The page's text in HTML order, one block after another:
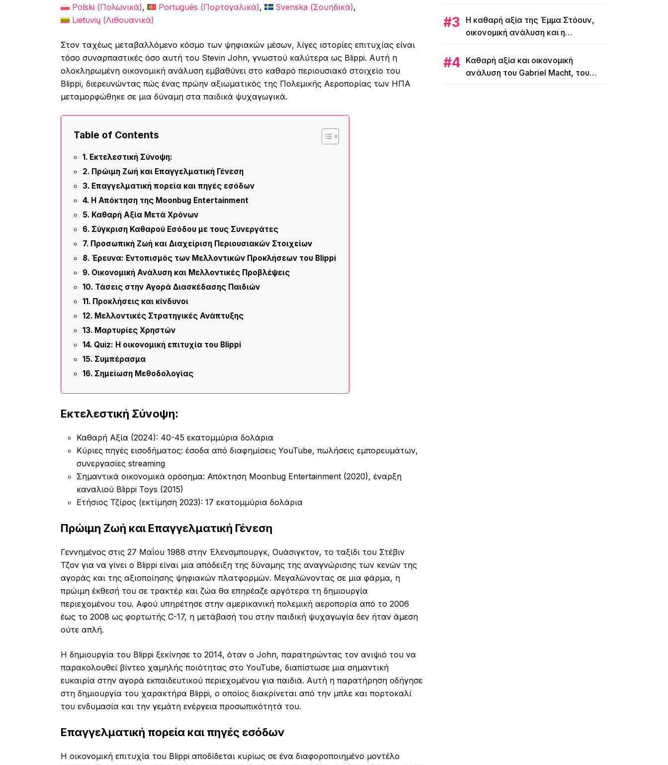
Polski(Πολωνικά) Português (Πορτογαλικά) Svenska (Σουηδικά)
Lietuvių(Λιθουανικά)
Στον ταχέως μεταβαλλόμενο κόσμο των ψηφιακών μέσων, λίγες ιστορίες επιτυχίας είναι
τόσο συναρπαστικές όσο αυτή του Stevin John, γνωστού καλύτερα ως Blippi. Αυτή η
ολοκληρωμένη οικονομική ανάλυση εμβαθύνει στο καθαρό περιουσιακό στοιχείο του
Blippi, διερευνώντας πώς ένας πρώην αξιωματικός της Πολεμικής Αεροπορίας των ΗΠΑ
μεταμορφώθηκε σε μια δύναμη στα παιδικά ψυχαγωγικά.
Table of Contents
Εκτελεστική Σύνοψη:
Πρώιμη Ζωή και Επαγγελματική Γένεση
Επαγγελματική πορεία και πηγές εσόδων
Η Απόκτηση της Moonbug Entertainment
Καθαρή Αξία Μετά Χρόνων
Σύγκριση Καθαρού Εσόδου με τους Συνεργάτες
Προσωπική Ζωή και Διαχείριση Περιουσιακών Στοιχείων
Έρευνα: Εντοπισμός των Μελλοντικών Προκλήσεων του Blippi
Οικονομική Ανάλυση και Μελλοντικές Προβλέψεις
Τάσεις στην Αγορά Διασκέδασης Παιδιών
Προκλήσεις και κίνδυνοι
Μελλοντικές Στρατηγικές Ανάπτυξης
Μαρτυρίες Χρηστών
Quiz: Η οικονομική επιτυχία του Blippi
Συμπέρασμα
Σημείωση Μεθοδολογίας
Εκτελεστική Σύνοψη:
Καθαρή Αξία (2024): 40-45 εκατομμύρια δολάρια
Κύριες πηγές εισοδήματος: έσοδα από διαφημίσεις YouTube, πωλήσεις εμπορευμάτων,
συνεργασίες streaming
Σημαντικά οικονομικά ορόσημα: Απόκτηση Moonbug Entertainment (2020), έναρξη
καναλιού Blippi Toys (2015)
Ετήσιος Τζίρος (εκτίμηση 2023): 17 εκατομμύρια δολάρια
Πρώιμη Ζωή και Επαγγελματική Γένεση
Γεννημένος στις 27 Μαΐου 1988 στην Έλενσμπουργκ, Ουάσιγκτον, το ταξίδι του Στέβιν
Τζον για να γίνει ο Blippi είναι μια απόδειξη της δύναμης της αναγνώρισης των κενών της
αγοράς και της αξιοποίησης ψηφιακών πλατφορμών. Μεγαλώνοντας σε μια φάρμα, η
πρώιμη έκθεσή του σε τρακτέρ και ζώα θα επηρέαζε αργότερα τη δημιουργία
περιεχομένου του. Αφού υπηρέτησε στην αμερικανική πολεμική αεροπορία από το 2006
έως το 2008 ως φορτωτής C-17, η μετάβασή του στην παιδική ψυχαγωγία δεν ήταν άμεση
ούτε απλή.
Η δημιουργία του Blippi ξεκίνησε το 2014, όταν ο John, παρατηρώντας τον ανιψιό του να
παρακολουθεί βίντεο χαμηλής ποιότητας στο YouTube, διαπίστωσε μια σημαντική
ευκαιρία στην αγορά εκπαιδευτικού περιεχομένου για παιδιά. Αυτή η παρατήρηση οδήγησε
στη δημιουργία του χαρακτήρα Blippi, ο οποίος διακρίνεται από την μπλε και πορτοκαλί
του ενδυμασία και την γεμάτη ενέργεια προσωπικότητά του.
Επαγγελματική πορεία και πηγές εσόδων
Η οικονομική επιτυχία του Blippi αποδίδεται κυρίως σε ένα διαφοροποιημένο μοντέλο
Η καθαρή αξία της Έμμα Στόουν,
οικονομική ανάλυση και η
Καθαρή αξία και οικονομική
ανάλυση του Gabriel Macht, του